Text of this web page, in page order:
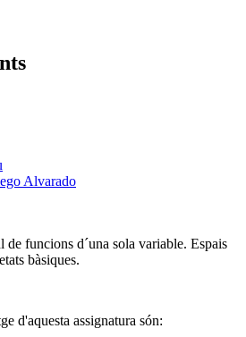
Alvarado
funcions d´una sola variable. Espais
bàsiques.
d'aquesta assignatura són: